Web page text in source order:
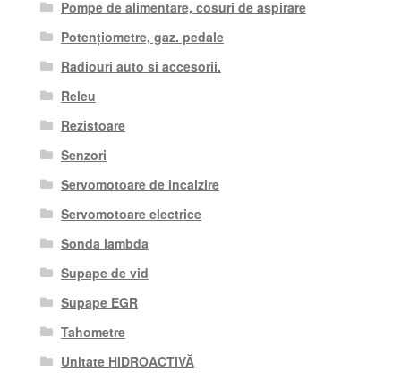
Pompe de alimentare, cosuri de aspirare
Potențiometre, gaz. pedale
Radiouri auto si accesorii.
Releu
Rezistoare
Senzori
Servomotoare de incalzire
Servomotoare electrice
Sonda lambda
Supape de vid
Supape EGR
Tahometre
Unitate HIDROACTIVĂ